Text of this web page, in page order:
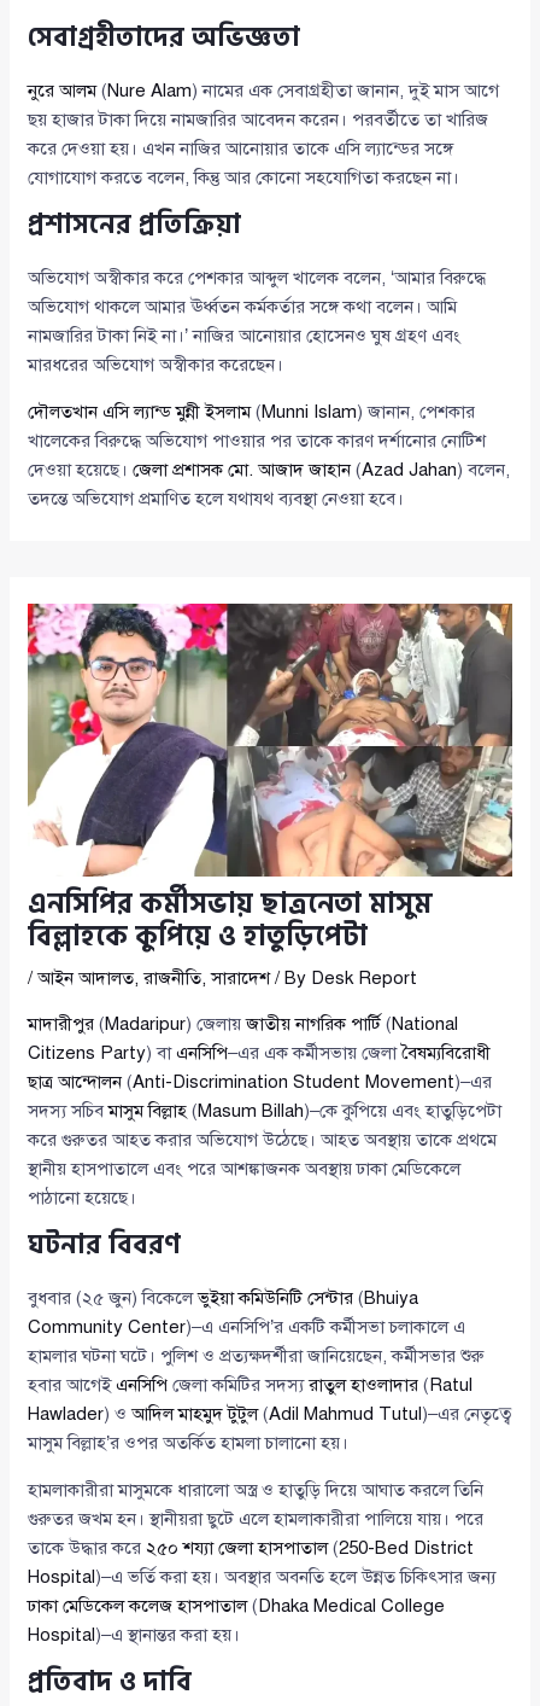
সেবাগ্রহীতাদের অভিজ্ঞতা
নুরে আলম(Nure Alam) নামের এক সেবাগ্রহীতা জানান, দুই মাস আগে
ছয় হাজার টাকা দিয়ে নামজারির আবেদন করেন। পরবর্তীতে তা খারিজ
করে দেওয়া হয়। এখন নাজির আনোয়ার তাকে এসি ল্যান্ডের সঙ্গে
যোগাযোগ করতে বলেন, কিন্তু আর কোনো সহযোগিতা করছেন না।
প্রশাসনের প্রতিক্রিয়া
অভিযোগ অস্বীকার করে পেশকার আব্দুল খালেক বলেন, ‘আমার বিরুদ্ধে
অভিযোগ থাকলে আমার ঊর্ধ্বতন কর্মকর্তার সঙ্গে কথা বলেন। আমি
নামজারির টাকা নিই না।’ নাজির আনোয়ার হোসেনও ঘুষ গ্রহণ এবং
মারধরের অভিযোগ অস্বীকার করেছেন।
দৌলতখান এসি ল্যান্ড মুন্নী ইসলাম(Munni Islam) জানান, পেশকার
খালেকের বিরুদ্ধে অভিযোগ পাওয়ার পর তাকে কারণ দর্শানোর নোটিশ
দেওয়া হয়েছে।জেলা প্রশাসক মো. আজাদ জাহান(Azad Jahan) বলেন,
তদন্তে অভিযোগ প্রমাণিত হলে যথাযথ ব্যবস্থা নেওয়া হবে।
এনসিপির কর্মীসভায় ছাত্রনেতা মাসুম
বিল্লাহকে কুপিয়ে ও হাতুড়িপেটা
/আইন আদালত,রাজনীতি,সারাদেশ/ By Desk Report
মাদারীপুর (Madaripur) জেলায়জাতীয় নাগরিক পার্টি (National
Citizens Party) বাএনসিপি–এর এক কর্মীসভায় জেলাবৈষম্যবিরোধী
ছাত্র আন্দোলন(Anti-Discrimination Student Movement)–এর
সদস্য সচিবমাসুম বিল্লাহ (Masum Billah)–কে কুপিয়ে এবং হাতুড়িপেটা
করে গুরুতর আহত করার অভিযোগ উঠেছে। আহত অবস্থায় তাকে প্রথমে
স্থানীয় হাসপাতালে এবং পরে আশঙ্কাজনক অবস্থায় ঢাকা মেডিকেলে
পাঠানো হয়েছে।
ঘটনার বিবরণ
বুধবার (২৫ জুন) বিকেলেভুইয়া কমিউনিটি সেন্টার (Bhuiya
Community Center)–এ এনসিপি’র একটি কর্মীসভা চলাকালে এ
হামলার ঘটনা ঘটে। পুলিশ ও প্রত্যক্ষদর্শীরা জানিয়েছেন, কর্মীসভার শুরু
হবার আগেইএনসিপি জেলা কমিটির সদস্যরাতুল হাওলাদার ( Ratul
Hawlader) ওআদিল মাহমুদ টুটুল(Adil Mahmud Tutul )–এর নেতৃত্বে
মাসুম বিল্লাহ’র ওপর অতর্কিত হামলা চালানো হয়।
হামলাকারীরা মাসুমকে ধারালো অস্ত্র ও হাতুড়ি দিয়ে আঘাত করলে তিনি
গুরুতর জখম হন। স্থানীয়রা ছুটে এলে হামলাকারীরা পালিয়ে যায়। পরে
তাকে উদ্ধার করে২৫০ শয্যা জেলা হাসপাতাল(250-Bed District
Hospital )–এ ভর্তি করা হয়। অবস্থার অবনতি হলে উন্নত চিকিৎসার জন্য
ঢাকা মেডিকেল কলেজ হাসপাতাল( Dhaka Medical College
Hospital )–এ স্থানান্তর করা হয়।
প্রতিবাদ ও দাবি